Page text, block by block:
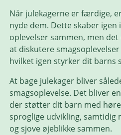
Når julekagerne er færdige,
nyde dem. Dette skaber igen
oplevelser sammen, men
at diskutere
hvilket igen styrker dit barns
At bage julekager bliver
smagsoplevelse. Det bliver
der støtter dit barn med
sproglige udvikling, samtidig
og sjove øjeblikke sammen.